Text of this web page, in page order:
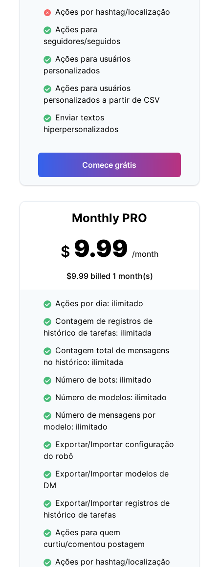
Ações por hashtag/localização
Ações para
seguidores/seguidos
Ações para usuários
personalizados
Ações para usuários
personalizados a partir de CSV
Enviar textos
hiperpersonalizados
Comece grátis
Monthly PRO
$ 9.99 /month
$9.99 billed 1 month(s)
Ações por dia: ilimitado
Contagem de registros de
histórico de tarefas: ilimitada
Contagem total de mensagens
no histórico: ilimitada
Número de bots: ilimitado
Número de modelos: ilimitado
Número de mensagens por
modelo: ilimitado
Exportar/Importar configuração
do robô
Exportar/Importar modelos de
DM
Exportar/Importar registros de
histórico de tarefas
Ações para quem
curtiu/comentou postagem
Ações por hashtag/localização